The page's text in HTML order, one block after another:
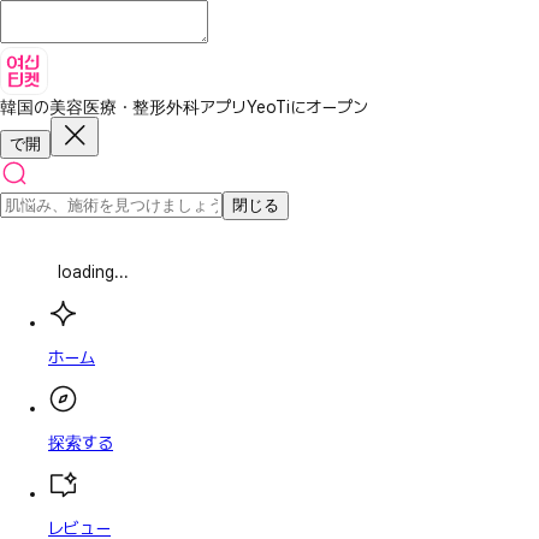
韓国の美容医療・整形外科アプリYeoTiにオープン
で開
閉じる
loading...
ホーム
探索する
レビュー